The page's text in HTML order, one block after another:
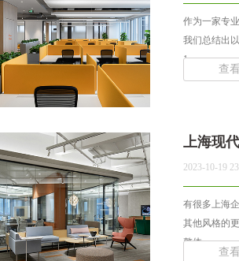
作为一家专
我们总结出
1、... ...
查
上海现
2023-10-19
有很多上海
其他风格的
整体... ...
查